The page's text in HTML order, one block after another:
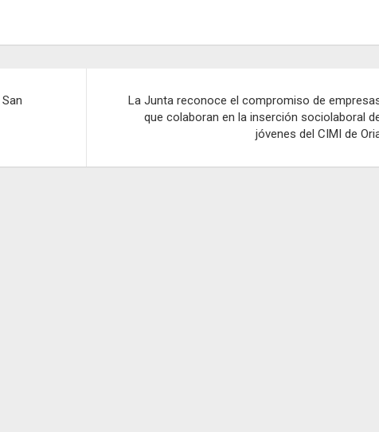
La Junta reconoce el compromiso de
que colaboran en la inserción sociolaboral
jóvenes del CIMI de